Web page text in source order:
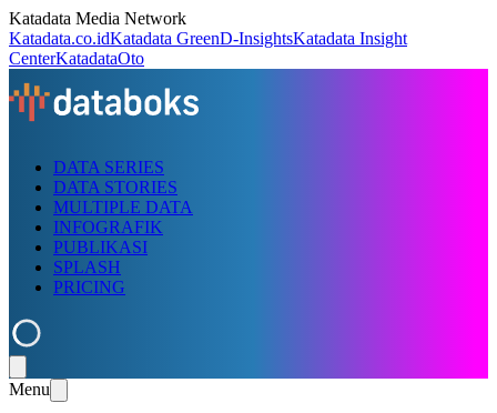
Katadata Media Network
Katadata.co.idKatadata GreenD-InsightsKatadata Insight
CenterKatadataOto
DATA SERIES
DATA STORIES
MULTIPLE DATA
INFOGRAFIK
PUBLIKASI
SPLASH
PRICING
Menu